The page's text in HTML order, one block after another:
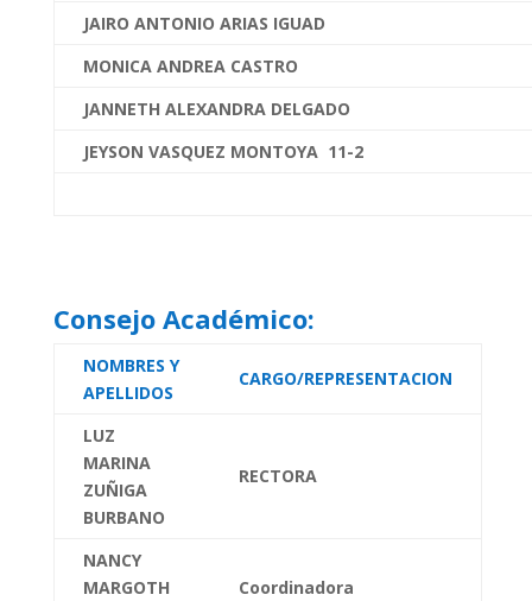
JAIRO ANTONIO ARIAS IGUAD
MONICA ANDREA CASTRO
JANNETH ALEXANDRA DELGADO
JEYSON VASQUEZ MONTOYA 11-2
Consejo Académico:
NOMBRES Y
APELLIDOS
CARGO/REPRESENTACION
LUZ
MARINA
ZUÑIGA
BURBANO
RECTORA
NANCY
MARGOTH
Coordinadora